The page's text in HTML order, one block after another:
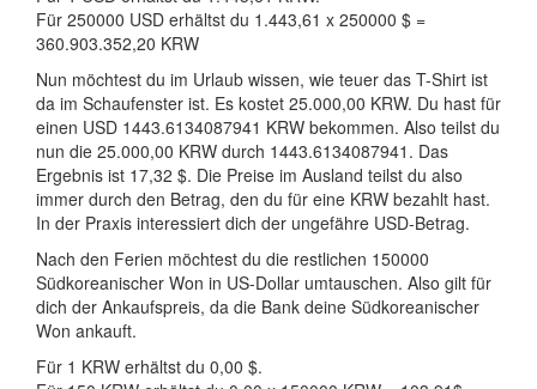
Für 250000 USD erhältst du 1.443,61 x 250000 $ =
360.903.352,20 KRW
Nun möchtest du im Urlaub wissen, wie teuer das T-Shirt ist
da im Schaufenster ist. Es kostet 25.000,00 KRW. Du hast für
einen USD 1443.6134087941 KRW bekommen. Also teilst du
nun die 25.000,00 KRW durch 1443.6134087941. Das
Ergebnis ist 17,32 $. Die Preise im Ausland teilst du also
immer durch den Betrag, den du für eine KRW bezahlt hast.
In der Praxis interessiert dich der ungefähre USD-Betrag.
Nach den Ferien möchtest du die restlichen 150000
Südkoreanischer Won in US-Dollar umtauschen. Also gilt für
dich der Ankaufspreis, da die Bank deine Südkoreanischer
Won ankauft.
Für 1 KRW erhältst du 0,00 $.